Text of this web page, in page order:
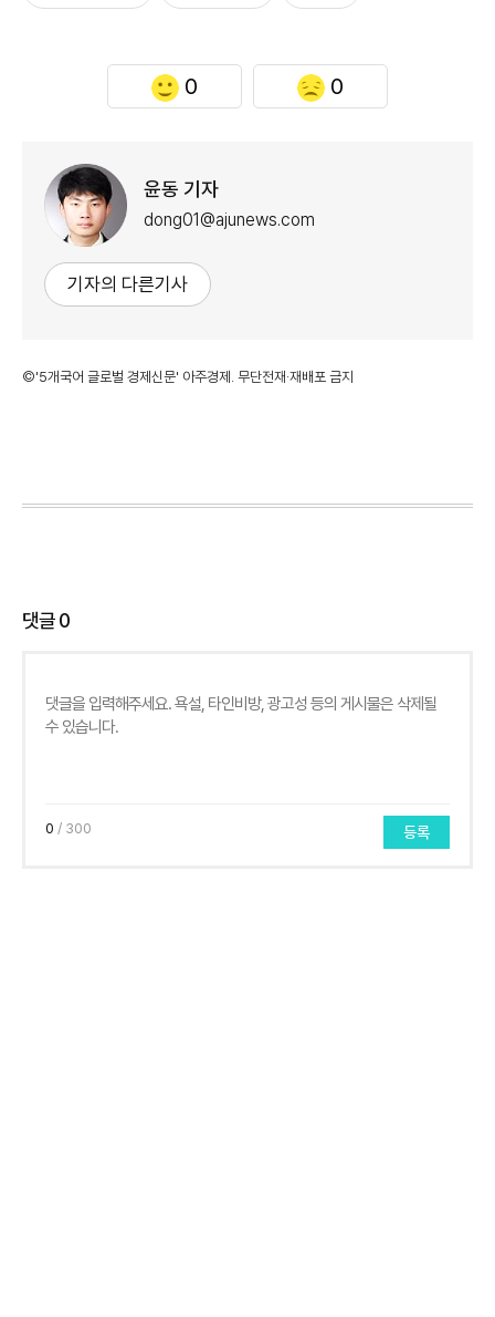
0 0
윤동 기자
dong01@ajunews.com
기자의 다른기사
©'5개국어 글로벌 경제신문' 아주경제. 무단전재·재배포 금지
댓글0
0 / 300 등록